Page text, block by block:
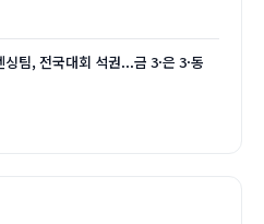
팀, 전국대회 석권...금 3·은 3·동